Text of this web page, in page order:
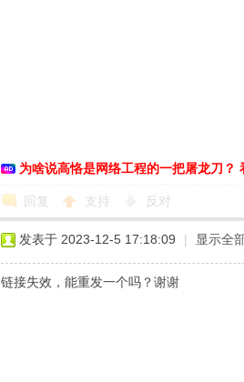
为啥说高恪是网络工程的一把屠龙刀？
回复 支持 反对
发表于 2023-12-5 17:18:09 | 显示全
链接失效，能重发一个吗？谢谢